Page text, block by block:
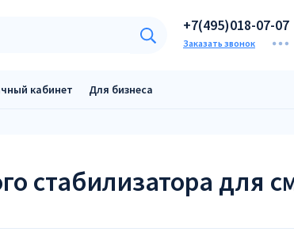
+7(495)018-07-07
Заказать звонок
кабинет Для бизнеса
стабилизатора для